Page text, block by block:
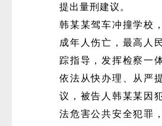
提出量刑建议。
韩某某驾车冲撞学校
成年人伤亡，最高人
踪指导，发挥检察一
依法从快办理、从严
议，被告人韩某某因
法危害公共安全犯罪